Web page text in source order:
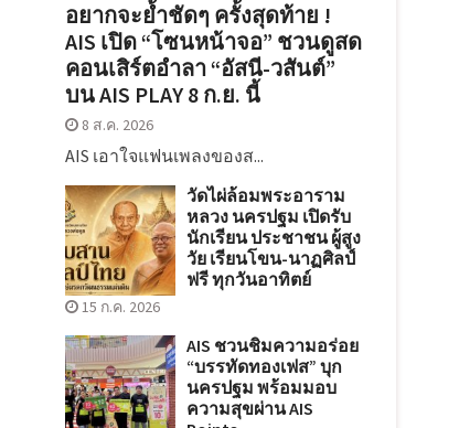
อยากจะย้ำชัดๆ ครั้งสุดท้าย !
AIS เปิด “โซนหน้าจอ” ชวนดูสด
คอนเสิร์ตอำลา “อัสนี-วสันต์”
บน AIS PLAY 8 ก.ย. นี้
8 ส.ค. 2026
AIS เอาใจแฟนเพลงของส...
วัดไผ่ล้อมพระอาราม
หลวง นครปฐม เปิดรับ
นักเรียน ประชาชน ผู้สูง
วัย เรียนโขน-นาฏศิลป์
ฟรี ทุกวันอาทิตย์
15 ก.ค. 2026
AIS ชวนชิมความอร่อย
“บรรทัดทองเฟส” บุก
นครปฐม พร้อมมอบ
ความสุขผ่าน AIS